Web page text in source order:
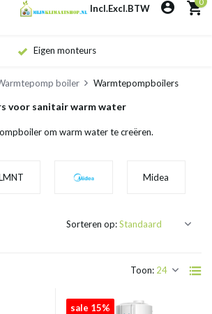
Incl.Excl.BTW
Eigen monteurs
boiler Warmtepompboilers
voor sanitair warm water
om warm water te creëren.
Midea
Toon:
Sorteren op:
sale 15%